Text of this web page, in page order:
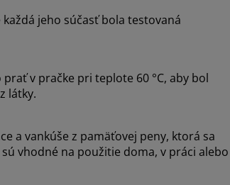
každá jeho súčasť bola testovaná
v pračke pri teplote 60 °C, aby bol
látky.
a vankúše z pamäťovej peny, ktorá sa
vhodné na použitie doma, v práci alebo